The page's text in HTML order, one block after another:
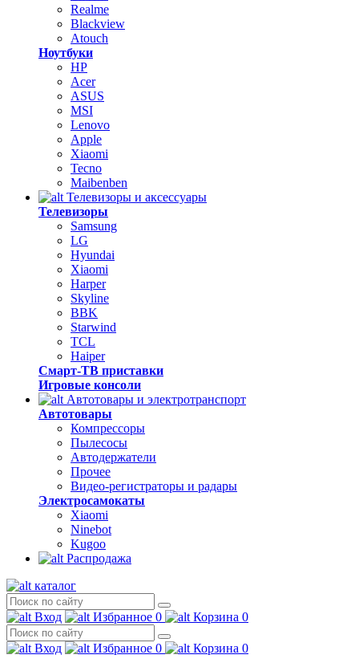
Realme
Blackview
Atouch
Ноутбуки
HP
Acer
ASUS
MSI
Lenovo
Apple
Xiaomi
Tecno
Maibenben
Телевизоры и аксессуары
Телевизоры
Samsung
LG
Hyundai
Xiaomi
Harper
Skyline
BBK
Starwind
TCL
Haiper
Смарт-ТВ приставки
Игровые консоли
Автотовары и электротранспорт
Автотовары
Компрессоры
Пылесосы
Автодержатели
Прочее
Видео-регистраторы и радары
Электросамокаты
Xiaomi
Ninebot
Kugoo
Распродажа
каталог
Вход Избранное 0 Корзина 0
Вход Избранное 0 Корзина 0